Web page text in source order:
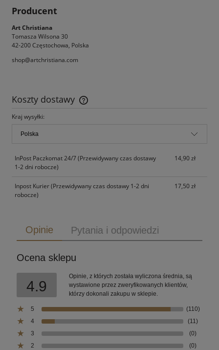
Producent
Art Christiana
Tomasza Wilsona 30
42-200 Częstochowa, Polska
shop@artchristiana.com
Koszty dostawy
Cena nie zawiera ewentualnych kosztów płatności
Kraj wysyłki:
InPost Paczkomat 24/7(Przewidywany czas dostawy
1-2 dni robocze)
14,90 zł
Inpost Kurier(Przewidywany czas dostawy 1-2 dni
robocze)
17,50 zł
Opinie Pytania i odpowiedzi
Ocena sklepu
4.9
Opinie, z których została wyliczona średnia, są
wystawione przez zweryfikowanych klientów,
którzy dokonali zakupu w sklepie.
5
(110)
4
(11)
3
(0)
2
(0)